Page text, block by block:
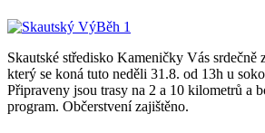
Skautské středisko Kameničky Vás srdečně
který se koná tuto neděli 31.8. od 13h u
Připraveny jsou trasy na 2 a 10 kilometrů a
program. Občerstvení zajištěno.